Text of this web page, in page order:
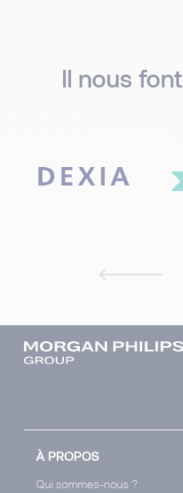
Il nous font
À PROPOS
Qui sommes-nous ?